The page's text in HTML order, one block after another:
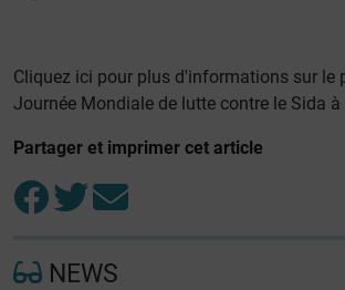
Cliquez ici pour plus d'informations sur le
Journée Mondiale de lutte contre le Sida à
Partager et imprimer cet article
NEWS